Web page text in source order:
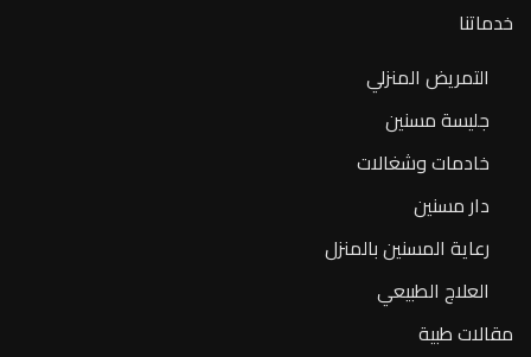
خدماتنا
التمريض المنزلي
جليسة مسنين
خادمات وشغالات
دار مسنين
رعاية المسنين بالمنزل
العلاج الطبيعي
مقالات طبية